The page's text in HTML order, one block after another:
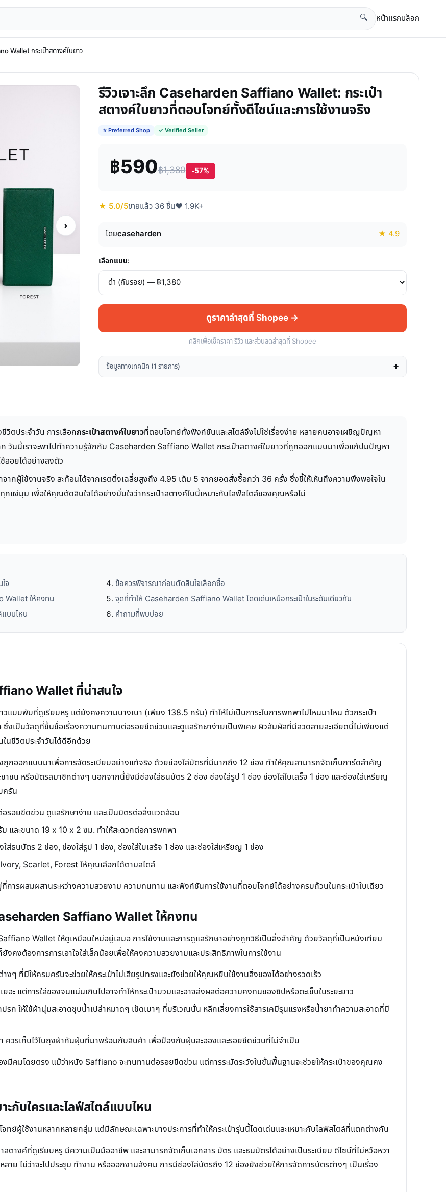
🔍 หน้าแรกบล็อก
Wallet กระเป๋าสตางค์ใบยาว
›
รีวิวเจาะลึก Caseharden Saffiano Wallet: กระเป๋า
สตางค์ใบยาวที่ตอบโจทย์ทั้งดีไซน์และการใช้งานจริง
⭐ Preferred Shop ✓ Verified Seller
฿590฿1,380 -57%
★ 5.0/5ขายแล้ว 36 ชิ้น♥ 1.9K+
โดยcaseharden ★ 4.9
เลือกแบบ:
ดูราคาล่าสุดที่ Shopee →
คลิกเพื่อเช็คราคา รีวิว และส่วนลดล่าสุดที่ Shopee
ข้อมูลทางเทคนิค (1 รายการ)
วิตประจำวัน การเลือกกระเป๋าสตางค์ใบยาวที่ตอบโจทย์ทั้งฟังก์ชันและสไตล์จึงไม่ใช่เรื่องง่าย หลายคนอาจเผชิญปัญหา
ก วันนี้เราจะพาไปทำความรู้จักกับ Caseharden Saffiano Wallet กระเป๋าสตางค์ใบยาวที่ถูกออกแบบมาเพื่อแก้ปมปัญหา
สอยได้อย่างลงตัว
กผู้ใช้งานจริง สะท้อนได้จากเรตติ้งเฉลี่ยสูงถึง 4.95 เต็ม 5 จากยอดสั่งซื้อกว่า 36 ครั้ง ซึ่งชี้ให้เห็นถึงความพึงพอใจใน
ง่มุม เพื่อให้คุณตัดสินใจได้อย่างมั่นใจว่ากระเป๋าสตางค์ใบนี้เหมาะกับไลฟ์สไตล์ของคุณหรือไม่
จ
Wallet ให้คงทน
บบไหน
ข้อควรพิจารณาก่อนตัดสินใจเลือกซื้อ
จุดที่ทำให้ Caseharden Saffiano Wallet โดดเด่นเหนือกระเป๋าในระดับเดียวกัน
คำถามที่พบบ่อย
Wallet ที่น่าสนใจ
บพับที่ดูเรียบหรู แต่ยังคงความบางเบา (เพียง 138.5 กรัม) ทำให้ไม่เป็นภาระในการพกพาไปไหนมาไหน ตัวกระเป๋า
ซึ่งเป็นวัสดุที่ขึ้นชื่อเรื่องความทนทานต่อรอยขีดข่วนและดูแลรักษาง่ายเป็นพิเศษ ผิวสัมผัสที่มีลวดลายละเอียดนี้ไม่เพียงแต่
นชีวิตประจำวันได้ดีอีกด้วย
ถูกออกแบบมาเพื่อการจัดระเบียบอย่างแท้จริง ด้วยช่องใส่บัตรที่มีมากถึง 12 ช่อง ทำให้คุณสามารถจัดเก็บการ์ดสำคัญ
าชน หรือบัตรสมาชิกต่างๆ นอกจากนี้ยังมีช่องใส่ธนบัตร 2 ช่อง ช่องใส่รูป 1 ช่อง ช่องใส่ใบเสร็จ 1 ช่อง และช่องใส่เหรียญ
ครัน
รอยขีดข่วน ดูแลรักษาง่าย และเป็นมิตรต่อสิ่งแวดล้อม
และขนาด 19 x 10 x 2 ซม. ทำให้สะดวกต่อการพกพา
ธนบัตร 2 ช่อง, ช่องใส่รูป 1 ช่อง, ช่องใส่ใบเสร็จ 1 ช่อง และช่องใส่เหรียญ 1 ช่อง
Scarlet, Forest ให้คุณเลือกได้ตามสไตล์
รผสมผสานระหว่างความสวยงาม ความทนทาน และฟังก์ชันการใช้งานที่ตอบโจทย์ได้อย่างครบถ้วนในกระเป๋าใบเดียว
Saffiano Wallet ให้คงทน
Wallet ให้ดูเหมือนใหม่อยู่เสมอ การใช้งานและการดูแลรักษาอย่างถูกวิธีเป็นสิ่งสำคัญ ด้วยวัสดุที่เป็นหนังเทียม
งต้องการการเอาใจใส่เล็กน้อยเพื่อให้คงความสวยงามและประสิทธิภาพในการใช้งาน
างๆ ที่มีให้ครบครันจะช่วยให้กระเป๋าไม่เสียรูปทรงและยังช่วยให้คุณหยิบใช้งานสิ่งของได้อย่างรวดเร็ว
ยอะ แต่การใส่ของจนแน่นเกินไปอาจทำให้กระเป๋าบวมและอาจส่งผลต่อความคงทนของซิปหรือตะเข็บในระยะยาว
รก ให้ใช้ผ้านุ่มสะอาดชุบน้ำเปล่าหมาดๆ เช็ดเบาๆ ที่บริเวณนั้น หลีกเลี่ยงการใช้สารเคมีรุนแรงหรือน้ำยาทำความสะอาดที่มี
า ควรเก็บไว้ในถุงผ้ากันฝุ่นที่มาพร้อมกับสินค้า เพื่อป้องกันฝุ่นละอองและรอยขีดข่วนที่ไม่จำเป็น
งมีคมโดยตรง แม้ว่าหนัง Saffiano จะทนทานต่อรอยขีดข่วน แต่การระมัดระวังในขั้นพื้นฐานจะช่วยให้กระเป๋าของคุณคง
กับใครและไลฟ์สไตล์แบบไหน
ผู้ใช้งานหลากหลายกลุ่ม แต่มีลักษณะเฉพาะบางประการที่ทำให้กระเป๋ารุ่นนี้โดดเด่นและเหมาะกับไลฟ์สไตล์ที่แตกต่างกัน
สตางค์ที่ดูเรียบหรู มีความเป็นมืออาชีพ และสามารถจัดเก็บเอกสาร บัตร และธนบัตรได้อย่างเป็นระเบียบ ดีไซน์ที่ไม่หวือหวา
ย ไม่ว่าจะไปประชุม ทำงาน หรือออกงานสังคม การมีช่องใส่บัตรถึง 12 ช่องยังช่วยให้การจัดการบัตรต่างๆ เป็นเรื่อง